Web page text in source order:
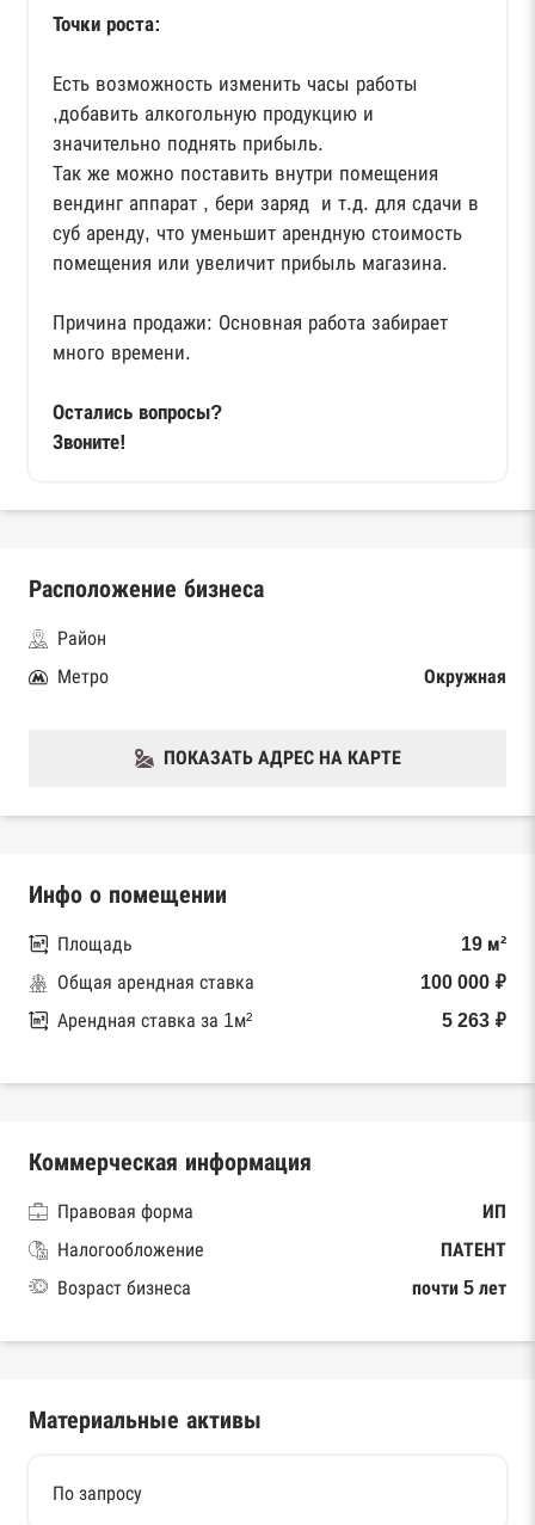
Точки роста:
Есть возможность изменить часы работы
,добавить алкогольную продукцию и
значительно поднять прибыль.
Так же можно поставить внутри помещения
вендинг аппарат , бери заряд и т.д. для сдачи в
суб аренду, что уменьшит арендную стоимость
помещения или увеличит прибыль магазина.
Причина продажи: Основная работа забирает
много времени.
Остались вопросы?
Звоните!
Расположение бизнеса
Район
Метро
Окружная
ПОКАЗАТЬ АДРЕС НА КАРТЕ
Инфо о помещении
Площадь
19 м²
Общая арендная ставка
100 000 ₽
Арендная ставка за 1м²
5 263 ₽
Коммерческая информация
Правовая форма
ИП
Налогообложение
ПАТЕНТ
Возраст бизнеса
почти 5 лет
Материальные активы
По запросу